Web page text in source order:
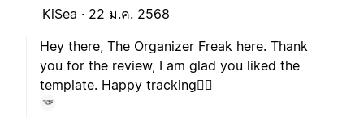
KiSea · 22 ม.ค. 2568
Hey there, The Organizer Freak here. Thank
you for the review, I am glad you liked the
template. Happy tracking🙋‍♂️